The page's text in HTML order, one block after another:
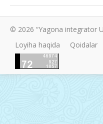
© 2026 “Yagona integrator
Loyiha haqida
Qoidalar